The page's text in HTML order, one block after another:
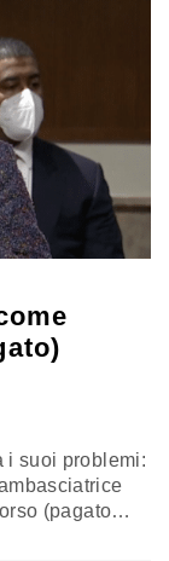
i suoi problemi:
(pagato